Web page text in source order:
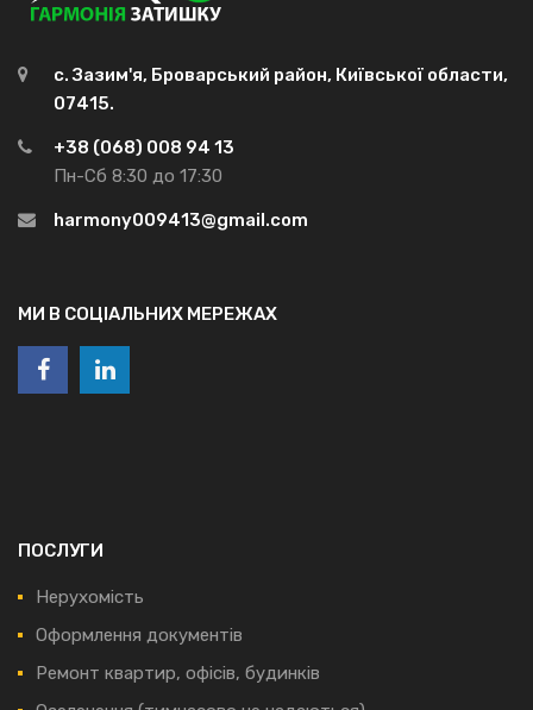
с. Зазим'я, Броварський район, Київської области,
07415.
+38 (068) 008 94 13
Пн-Сб 8:30 до 17:30
harmony009413@gmail.com
МИ В СОЦІАЛЬНИХ МЕРЕЖАХ
ПОСЛУГИ
Нерухомість
Оформлення документів
Ремонт квартир, офісів, будинків